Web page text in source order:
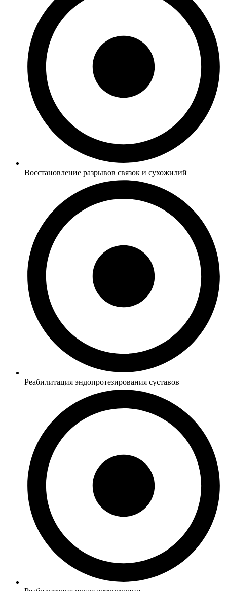
Восстановление разрывов связок и сухожилий
Реабилитация эндопротезирования суставов